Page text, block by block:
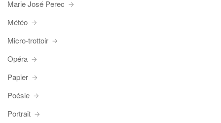
Marie José Perec
Météo
Micro-trottoir
Opéra
Papier
Poésie
Portrait